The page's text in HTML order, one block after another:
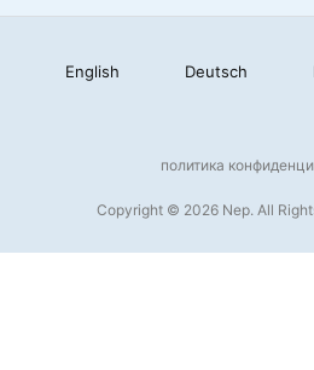
English Deutsch
Copyright © 2026 Nep. All
политика